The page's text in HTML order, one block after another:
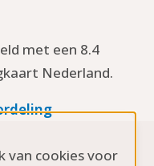
van cookies voor
met een 8.4
Nederland.